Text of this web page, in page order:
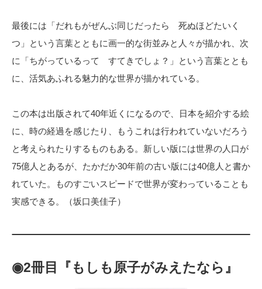
最後には「だれもがぜんぶ同じだったら 死ぬほどたいく
つ」という言葉とともに画一的な街並みと人々が描かれ、次
に「ちがっているって すてきでしょ？」という言葉ととも
に、活気あふれる魅力的な世界が描かれている。
この本は出版されて40年近くになるので、日本を紹介する絵
に、時の経過を感じたり、もうこれは行われていないだろう
と考えられたりするものもある。新しい版には世界の人口が
75億人とあるが、たかだか30年前の古い版には40億人と書か
れていた。ものすごいスピードで世界が変わっていることも
実感できる。（坂口美佳子）
◉2冊目『もしも原子がみえたなら』